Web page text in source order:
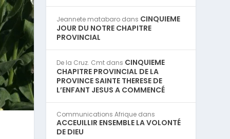
Jeannete matabaro dans CINQUIEME
JOUR DU NOTRE CHAPITRE
PROVINCIAL
De la Cruz. Cmt dans CINQUIEME
CHAPITRE PROVINCIAL DE LA
PROVINCE SAINTE THERESE DE
L’ENFANT JESUS A COMMENCÉ
Communications Afrique dans
ACCEUILLIR ENSEMBLE LA VOLONTÉ
DE DIEU